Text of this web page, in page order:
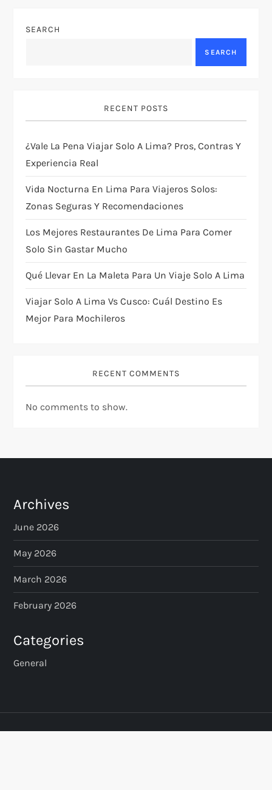
a
g
a
t
i
o
n
SEARCH
SEARCH
RECENT POSTS
¿Vale La Pena Viajar Solo A Lima? Pros, Contras Y
Experiencia Real
Vida Nocturna En Lima Para Viajeros Solos:
Zonas Seguras Y Recomendaciones
Los Mejores Restaurantes De Lima Para Comer
Solo Sin Gastar Mucho
Qué Llevar En La Maleta Para Un Viaje Solo A Lima
Viajar Solo A Lima Vs Cusco: Cuál Destino Es
Mejor Para Mochileros
RECENT COMMENTS
No comments to show.
Archives
June 2026
May 2026
March 2026
February 2026
Categories
General